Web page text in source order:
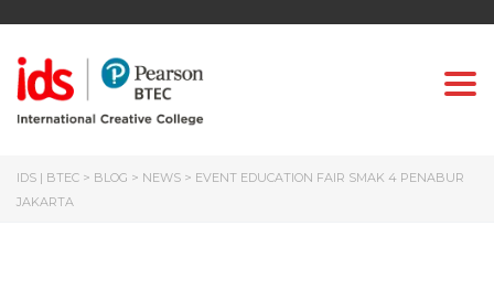
IDS | BTEC > BLOG > NEWS > EVENT EDUCATION FAIR SMAK 4 PENABUR
JAKARTA